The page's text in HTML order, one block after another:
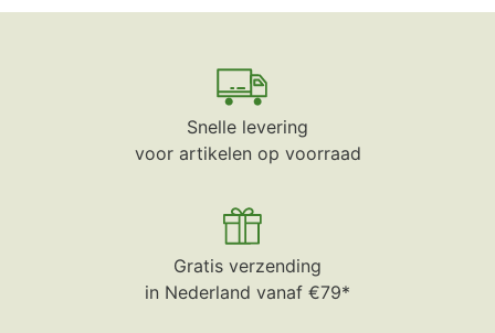
Snelle levering
voor artikelen op voorraad
Gratis verzending
in Nederland vanaf €79*